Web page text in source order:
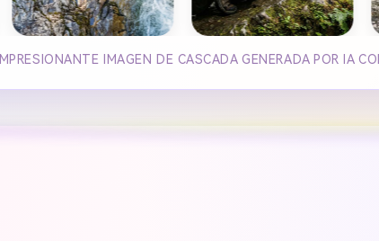
IMPRESIONANTE IMAGEN DE CASCADA GENERADA POR IA